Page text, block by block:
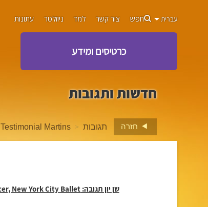
עתונות ניוזלטר למד צור קשר חפש עברית
כרטיסים ומידע
חדשות ותגובות
חזרה תגובות >
Testimonial Martins
שן יון תגובה: Nilas Martins, Principal dancer, New York City Ballet